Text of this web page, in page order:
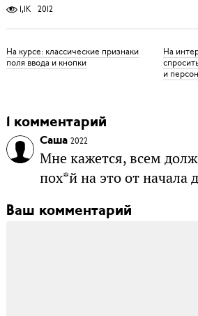
1,1K 2012
На курсе: классические признаки
поля ввода и кнопки
На
и
1 комментарий
Саша 2022
Мне кажется, всем
пох*й на это от начала
Ваш комментарий